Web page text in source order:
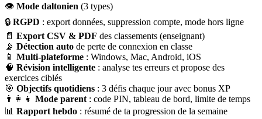
👁 Mode daltonien (3 types)
🔒 RGPD : export données, suppression compte, mode hors ligne
📄 Export CSV & PDF des classements (enseignant)
📡 Détection auto de perte de connexion en classe
📱 Multi-plateforme : Windows, Mac, Android, iOS
🧠 Révision intelligente : analyse tes erreurs et propose des
exercices ciblés
🎯 Objectifs quotidiens : 3 défis chaque jour avec bonus XP
👨‍👩‍👧 Mode parent : code PIN, tableau de bord, limite de temps
📊 Rapport hebdo : résumé de ta progression de la semaine